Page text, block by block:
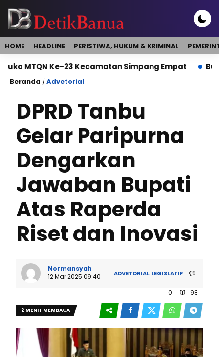
HOME HEADLINE PERISTIWA, HUKUM & KRIMINAL
Ke-23 Kecamatan Simpang Empat Bupati
Beranda /Advetorial
DPRD Tanbu
Gelar Paripurna
Dengarkan
Jawaban Bupati
Atas Raperda
Riset dan Inovasi
Normansyah
12 Mar 2025 09:40
ADVETORIAL LEGISLATIF
0 98
2 MENIT MEMBACA